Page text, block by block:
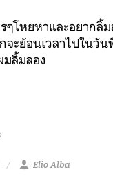
ๆโหยหาและอยากลิ้
ะย้อนเวลาไปในวั
ลิ้มลอง
Elio Alba